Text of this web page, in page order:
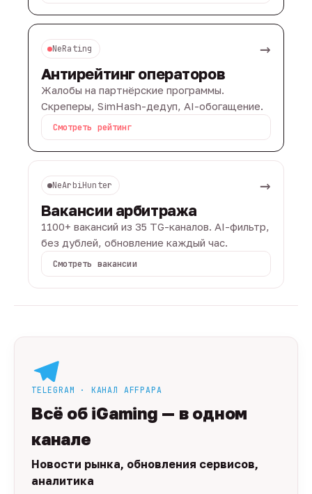
NeRating →
Антирейтинг операторов
Жалобы на партнёрские программы.
Скреперы, SimHash-дедуп, AI-обогащение.
Смотреть рейтинг
NeArbiHunter →
Вакансии арбитража
1100+ вакансий из 35 TG-каналов. AI-фильтр,
без дублей, обновление каждый час.
Смотреть вакансии
TELEGRAM · КАНАЛ AFFPAPA
Всё об iGaming — в одном
канале
Новости рынка, обновления сервисов,
аналитика